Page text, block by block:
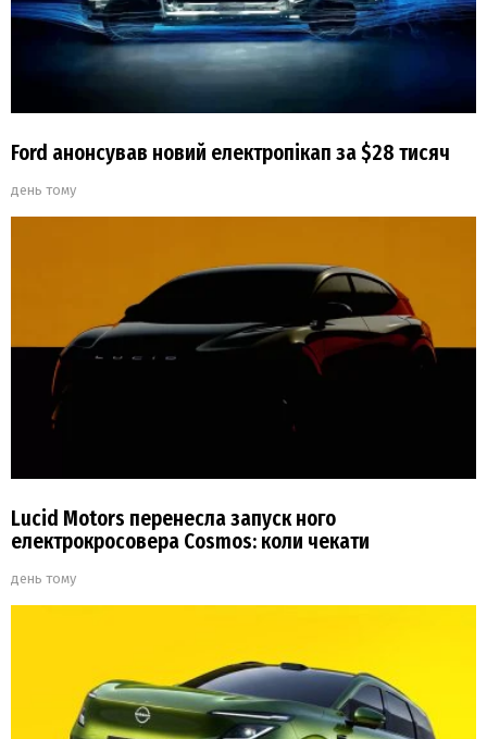
Ford анонсував новий електропікап за $28 тисяч
день тому
Lucid Motors перенесла запуск ного
електрокросовера Cosmos: коли чекати
день тому